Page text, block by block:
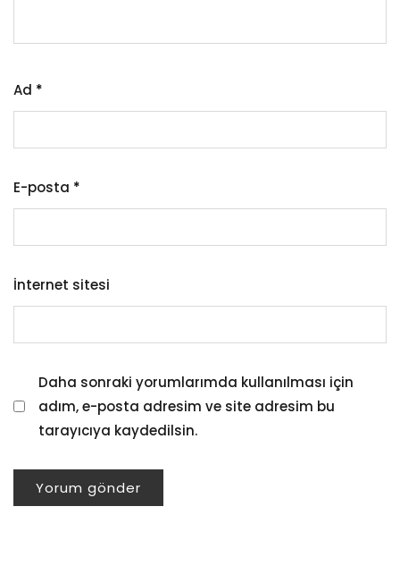
Ad *
E-posta *
İnternet sitesi
Daha sonraki yorumlarımda kullanılması için
adım, e-posta adresim ve site adresim bu
tarayıcıya kaydedilsin.